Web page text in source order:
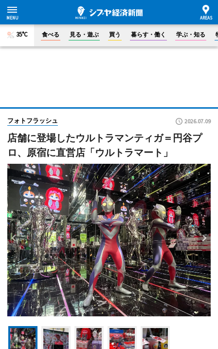
35°C 食べる 見る・遊ぶ 買う 暮らす・働く 学ぶ・知る
フォトフラッシュ 2026.07.09
店舗に登場したウルトラマンティガ＝円谷プ
ロ、原宿に直営店「ウルトラマート」